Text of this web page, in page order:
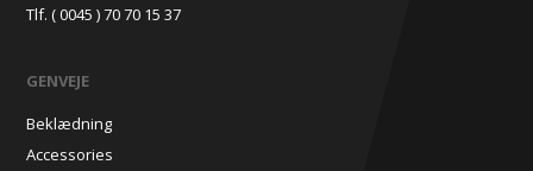
Tlf. ( 0045 ) 70 70 15 37
GENVEJE
Beklædning
Accessories